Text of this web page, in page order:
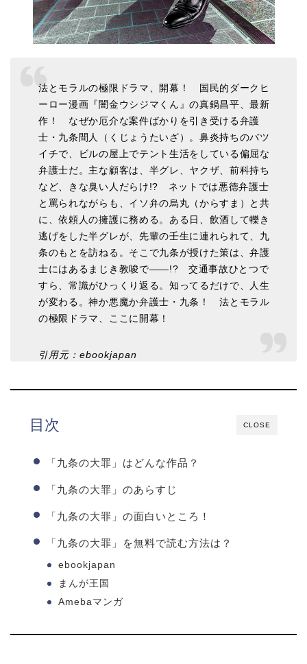
法とモラルの極限ドラマ、開幕！ 国民的ダークヒ
ーロー漫画『闇金ウシジマくん』の真鍋昌平、最新
作！ なぜか厄介な案件ばかりを引き受ける弁護
士・九条間人（くじょうたいざ）。鼻炎持ちのバツ
イチで、ビルの屋上でテント生活をしている偏屈な
弁護士だ。主な顧客は、半グレ、ヤクザ、前科持ち
など、きな臭い人だらけ!? ネットでは悪徳弁護士
と罵られながらも、イソ弁の烏丸（からすま）と共
に、依頼人の擁護に務める。ある日、飲酒して轢き
逃げをした半グレが、先輩の壬生に連れられて、九
条のもとを訪ねる。そこで九条が授けた策は、弁護
士にはあるまじき教唆で――!? 交通事故ひとつで
すら、常識がひっくり返る。知ってるだけで、人生
が変わる。神か悪魔か弁護士・九条！ 法とモラル
の極限ドラマ、ここに開幕！
引用元：ebookjapan
CLOSE
目次
「九条の大罪」はどんな作品？
「九条の大罪」のあらすじ
「九条の大罪」の面白いところ！
「九条の大罪」を無料で読む方法は？
ebookjapan
まんが王国
Amebaマンガ